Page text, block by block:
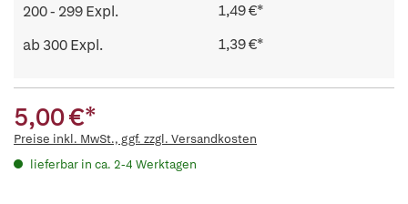
200 - 299 Expl.
1,49 €*
ab 300 Expl.
1,39 €*
5,00 €*
Preise inkl. MwSt., ggf. zzgl. Versandkosten
lieferbar in ca. 2-4 Werktagen